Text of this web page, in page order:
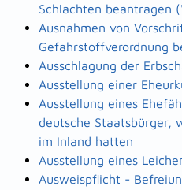
Schlachten beantragen
Ausnahmen von
Gefahrstoffverordnung
Ausschlagung der
Ausstellung einer
Ausstellung eines
deutsche Staatsbürger,
im Inland hatten
Ausstellung eines
Ausweispflicht -